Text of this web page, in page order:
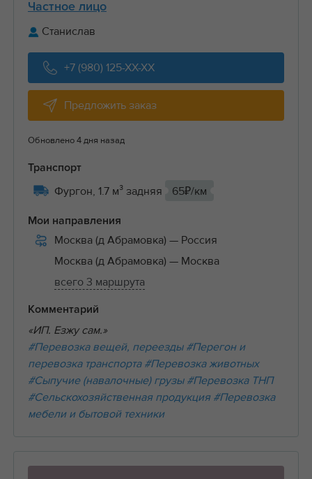
Частное лицо
Станислав
+7 (980) 125-XX-XX
Предложить заказ
Обновлено 4 дня назад
Транспорт
Фургон, 1.7 м³ задняя 65₽/км
Мои направления
Москва (д Абрамовка) — Россия
Москва (д Абрамовка) — Москва
всего 3 маршрута
Комментарий
«ИП. Езжу сам.»
#Перевозка вещей, переезды #Перегон и
перевозка транспорта #Перевозка животных
#Сыпучие (навалочные) грузы #Перевозка ТНП
#Сельскохозяйственная продукция #Перевозка
мебели и бытовой техники